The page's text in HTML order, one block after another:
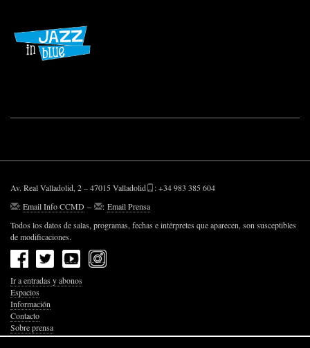
Av. Real Valladolid, 2 – 47015 Valladolid
: +34 983 385 604
:Email Info CCMD – : Email Prensa
Todos los datos de salas, programas, fechas e intérpretes que aparecen, son susceptibles
de modificaciones.
Ir a entradas y abonos
Espacios
Información
Contacto
Sobre prensa
Política de Privacidad